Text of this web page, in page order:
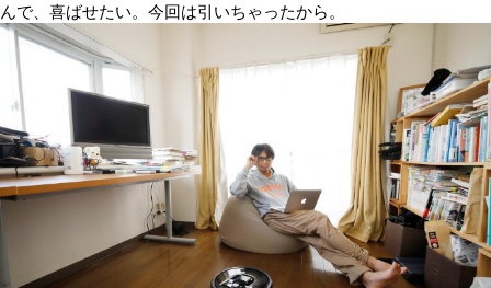
んで、喜ばせたい。今回は引いちゃったから。